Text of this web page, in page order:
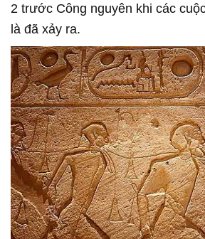
2 trước Công nguyên khi các
là đã xảy ra.